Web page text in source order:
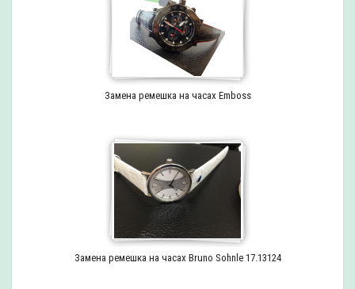
Замена ремешка на часах Emboss
Замена ремешка на часах Bruno Sohnle 17.13124